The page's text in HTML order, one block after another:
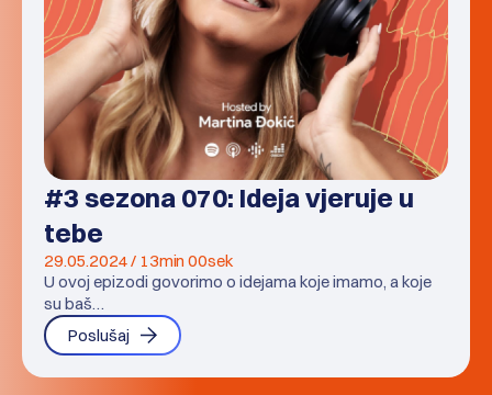
#3 sezona 070: Ideja vjeruje u
tebe
29.05.2024 / 13min 00sek
U ovoj epizodi govorimo o idejama koje imamo, a koje
su baš…
Poslušaj